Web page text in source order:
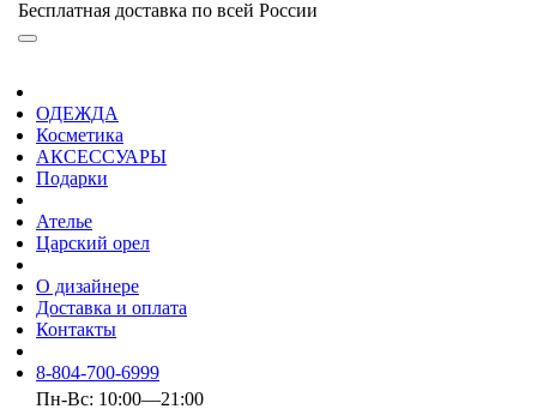
Бесплатная доставка по всей России
ОДЕЖДА
Косметика
АКСЕССУАРЫ
Подарки
Ателье
Царский орел
О дизайнере
Доставка и оплата
Контакты
8-804-700-6999
Пн-Вс: 10:00—21:00